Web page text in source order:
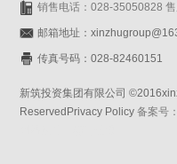
销售电话：028-35050828
邮箱地址：
传真号码：028-82460151
新筑投资集团有限公司
ReservedPrivacy Policy备案号